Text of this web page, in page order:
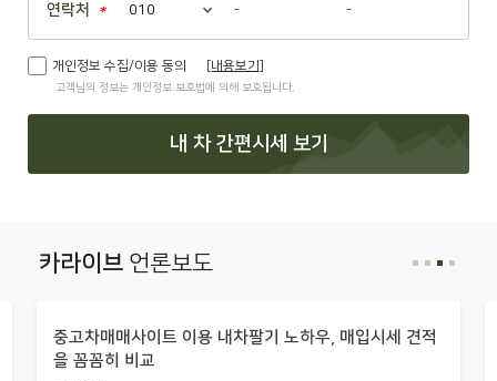
연락처 * - -
개인정보 수집/이용 동의 [내용보기]
고객님의 정보는 개인정보 보호법에 의해 보호됩니다.
내 차 간편시세 보기
카라이브 언론보도
중고차매매사이트 이용 내차팔기 노하우, 매입시세 견적
을 꼼꼼히 비교